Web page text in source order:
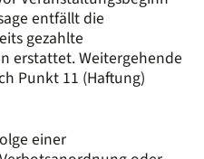
entfällt die
gezahlte
erstattet. Weitergehende
Punkt 11 (Haftung)
einer